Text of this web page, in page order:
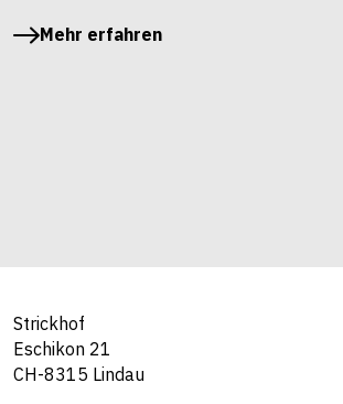
Mehr erfahren
Strickhof
Eschikon 21
CH-8315 Lindau